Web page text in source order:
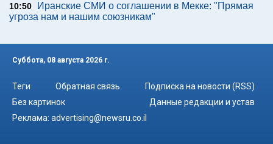
10:50
Иранские СМИ о соглашении в Мекке: "Прямая
угроза нам и нашим союзникам"
Суббота, 08 августа 2026 г.
Теги Обратная связь
Подписка на новости (RSS)
Без картинок
Данные редакции и устав
Реклама: advertising@newsru.co.il